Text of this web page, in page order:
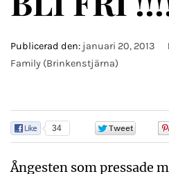
Publicerad den: januari 20, 2013
Family (Brinkenstjärna)
34
Ångesten som pressade